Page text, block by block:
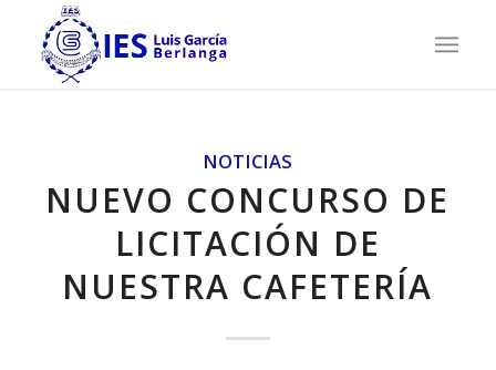
NOTICIAS
NUEVO CONCURSO DE
LICITACIÓN DE
NUESTRA CAFETERÍA